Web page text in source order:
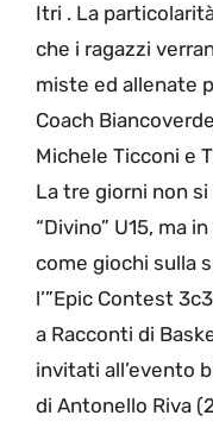
Itri . La
che i ragazzi
miste ed allenate
Coach
Michele Ticconi e
La tre giorni non
“Divino” U15, ma
come giochi sulla
l’”Epic Contest
a Racconti di
invitati all’evento
di Antonello Riva